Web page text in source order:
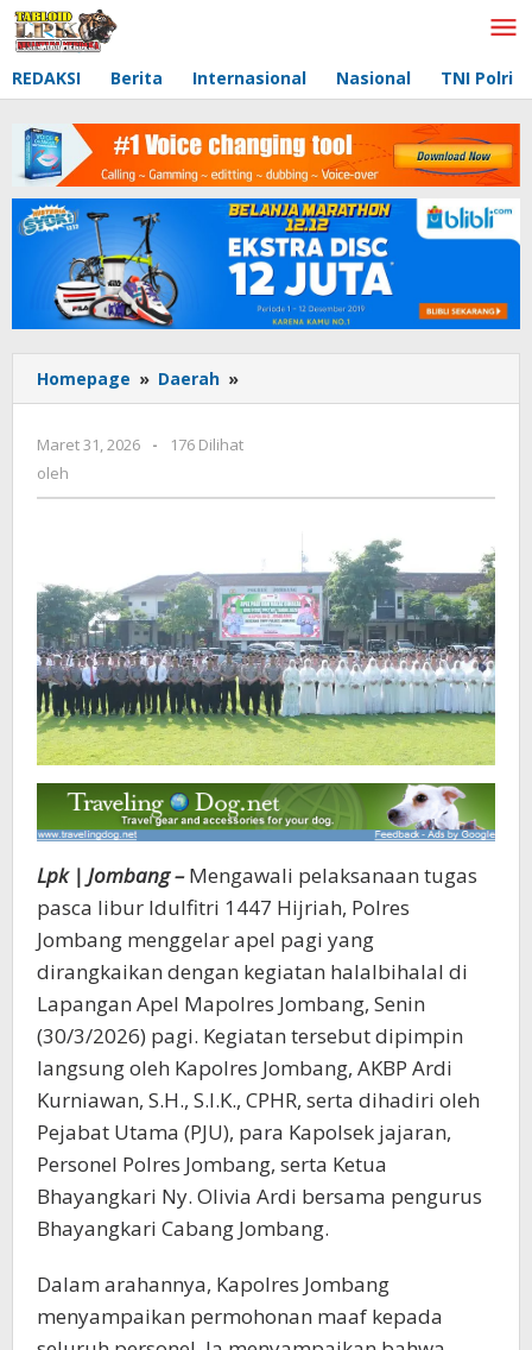
Lewati
ke
REDAKSI Berita Internasional Nasional TNI Polri
Homepage » Daerah »
ada
Maret 31, 2026 oleh
-
176 Dilihat
oleh
Lpk | Jombang – Mengawali pelaksanaan tugas
pasca libur Idulfitri 1447 Hijriah, Polres
Jombang menggelar apel pagi yang
dirangkaikan dengan kegiatan halalbihalal di
Lapangan Apel Mapolres Jombang, Senin
(30/3/2026) pagi. Kegiatan tersebut dipimpin
langsung oleh Kapolres Jombang, AKBP Ardi
Kurniawan, S.H., S.I.K., CPHR, serta dihadiri oleh
Pejabat Utama (PJU), para Kapolsek jajaran,
Personel Polres Jombang, serta Ketua
Bhayangkari Ny. Olivia Ardi bersama pengurus
Bhayangkari Cabang Jombang.
Dalam arahannya, Kapolres Jombang
menyampaikan permohonan maaf kepada